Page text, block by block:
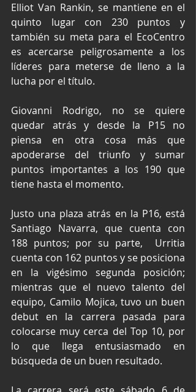
Elliot Van Rankin, se mantiene en el
quinto lugar con 230 puntos y
también su meta para el EcoCentro
es acercarse peligrosamente a los
líderes para meterse de lleno a la
lucha por el título.
Giovanni Rodrigo, no se quiere
quedar atrás y desde la P15 no
piensa en otra cosa más que
apoderarse del triunfo y sumar
puntos importantes a los 190 que
tiene hasta el momento.
Justo una plaza atrás en la P16, está
Santiago Navarra, que cuenta con
188 puntos; por su parte,  Urritia
cuenta con 162 puntos y se posiciona
en la vigésimo segunda posición;
mientras que el nuevo talento del
equipo, Camilo Mojica, tuvo un buen
debut en la carrera pasada para
colocarse muy cerca del Top 10, por
lo que llega entusiasmado en
búsqueda de un buen resultado.